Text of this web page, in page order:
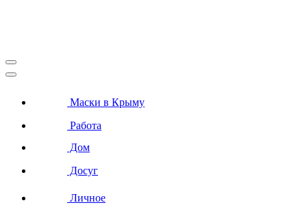
Маски в Крыму
Работа
Дом
Досуг
Личное